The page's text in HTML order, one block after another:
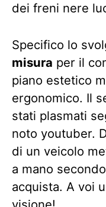
dei freni nere
Specifico lo
misura per il
piano estetico
ergonomico. Il
stati plasmati
noto youtuber.
di un veicolo
a mano
acquista. A voi